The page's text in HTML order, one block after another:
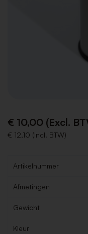
€ 10,00 (Excl.
€ 12,10 (Incl. BTW)
Artikelnummer
Afmetingen
Gewicht
Kleur